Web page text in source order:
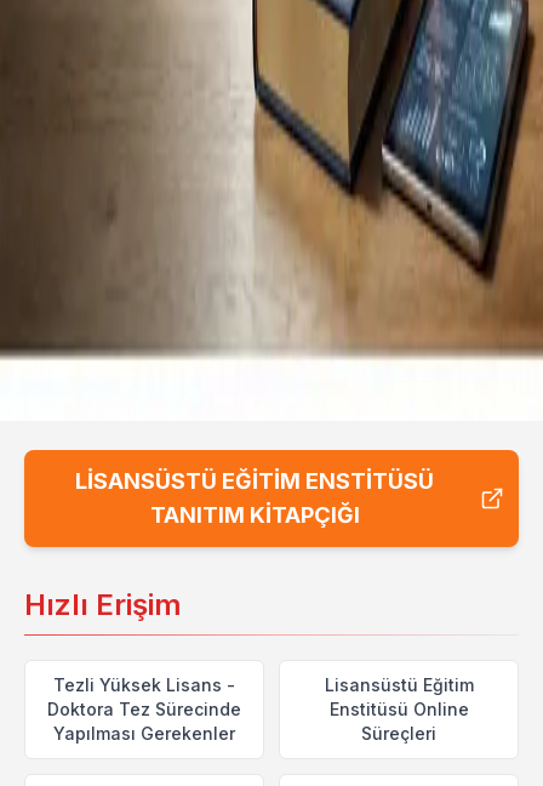
LİSANSÜSTÜ EĞİTİM ENSTİTÜSÜ
TANITIM KİTAPÇIĞI
Hızlı Erişim
Tezli Yüksek Lisans -
Doktora Tez Sürecinde
Yapılması Gerekenler
Lisansüstü Eğitim
Enstitüsü Online
Süreçleri